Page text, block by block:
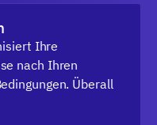
Ihre
nach Ihren
Überall